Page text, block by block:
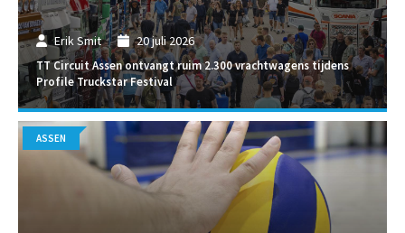
Erik Smit 20 juli 2026
TT Circuit Assen ontvangt ruim 2.300 vrachtwagens tijdens
Profile Truckstar Festival
ASSEN